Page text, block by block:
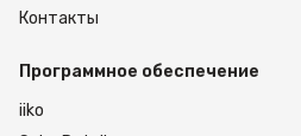
Контакты
Программное обеспечение
iiko